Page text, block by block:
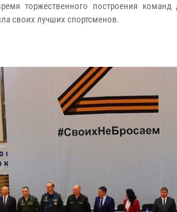
торжественного построения команд
своих лучших спортсменов.